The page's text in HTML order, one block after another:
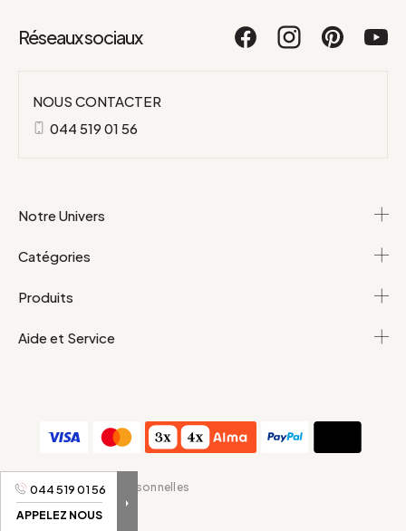
044 519 01 56
APPELEZ NOUS
Réseaux sociaux
NOUS CONTACTER
044 519 01 56
Notre Univers
Catégories
Produits
Aide et Service
C.G.V Données personnelles